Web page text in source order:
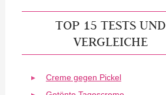
TOP 15 TESTS UND
VERGLEICHE
Creme gegen Pickel